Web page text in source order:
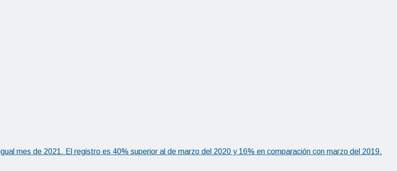
mes de 2021. El registro es 40% superior al de marzo del 2020 y 16% en comparación con marzo del 2019.